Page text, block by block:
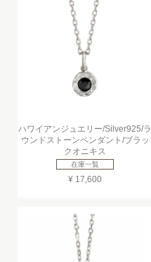
ハワイアンジュエリー/Silver925/ラ
ウンドストーンペンダント/ブラッ
クオニキス
在庫一覧
¥ 17,600